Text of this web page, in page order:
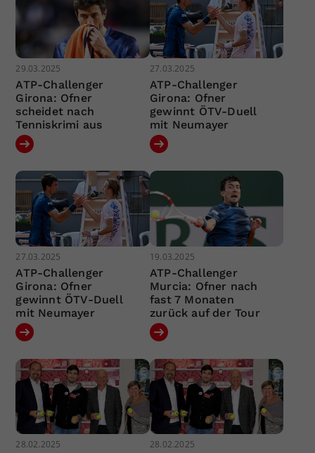
29.03.2025
ATP-Challenger
Girona: Ofner
scheidet nach
Tenniskrimi aus
27.03.2025
ATP-Challenger
Girona: Ofner
gewinnt ÖTV-Duell
mit Neumayer
27.03.2025
ATP-Challenger
Girona: Ofner
gewinnt ÖTV-Duell
mit Neumayer
19.03.2025
ATP-Challenger
Murcia: Ofner nach
fast 7 Monaten
zurück auf der Tour
28.02.2025 28.02.2025